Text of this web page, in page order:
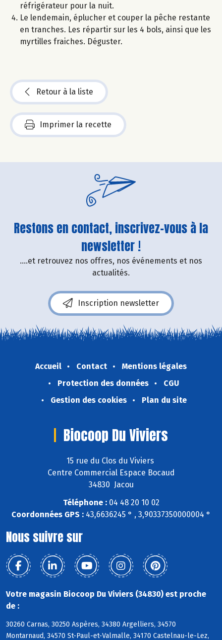
réfrigérateur pour la nuit.
Le lendemain, éplucher et couper la pêche restante
en tranches. Les répartir sur les 4 bols, ainsi que les
myrtilles fraiches. Déguster.
Retour à la liste
Imprimer la recette
Restons en contact, inscrivez-vous à la
newsletter !
....et retrouvez nos offres, nos événements et nos
actualités.
Inscription newsletter
Accueil Contact
Mentions légales
Protection des données
CGU
Gestion des cookies
Plan du site
Biocoop Du Viviers
15 rue du Clos du Viviers
Centre Commercial Espace Bocaud
34830 Jacou
Téléphone :04 48 20 10 02
Coordonnées GPS : 43,6636245 ° , 3,90337350000004 °
Nous suivre sur
Votre magasin Biocoop Du Viviers (34830) est proche
de :
30260 Carnas, 30250 Aspères, 34380 Argelliers, 34570
Montarnaud, 34570 St-Paul-et-Valmalle, 34170 Castelnau-le-Lez,